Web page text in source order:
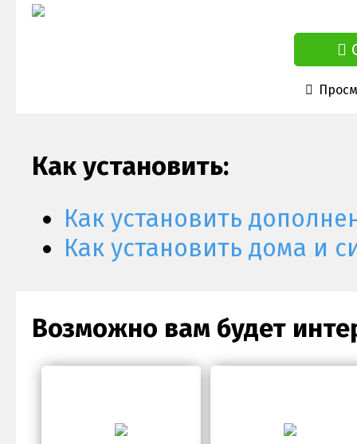
Как установить:
Как установить
Как установить дома и
Возможно вам будет